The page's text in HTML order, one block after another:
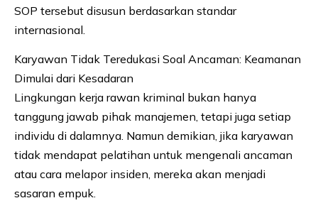
SOP tersebut disusun berdasarkan standar
internasional.
Karyawan Tidak Teredukasi Soal Ancaman: Keamanan
Dimulai dari Kesadaran
Lingkungan kerja rawan kriminal bukan hanya
tanggung jawab pihak manajemen, tetapi juga setiap
individu di dalamnya. Namun demikian, jika karyawan
tidak mendapat pelatihan untuk mengenali ancaman
atau cara melapor insiden, mereka akan menjadi
sasaran empuk.